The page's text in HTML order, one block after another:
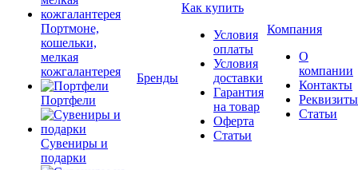
Портмоне,
кошельки,
мелкая
кожгалантерея
Портфели
Сувениры и
подарки
Бренды
Как купить
Условия
оплаты
Условия
доставки
Гарантия
на товар
Оферта
Статьи
Компания
О
компании
Контакты
Реквизиты
Статьи